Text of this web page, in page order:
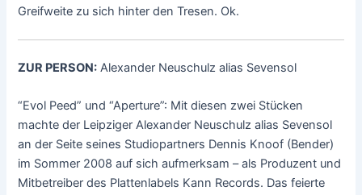
Greifweite zu sich hinter den Tresen. Ok.
ZUR PERSON: Alexander Neuschulz alias Sevensol
“Evol Peed” und “Aperture”: Mit diesen zwei Stücken
machte der Leipziger Alexander Neuschulz alias Sevensol
an der Seite seines Studiopartners Dennis Knoof (Bender)
im Sommer 2008 auf sich aufmerksam – als Produzent und
Mitbetreiber des Plattenlabels Kann Records. Das feierte